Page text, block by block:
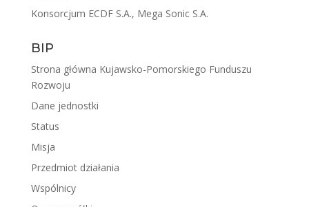
Konsorcjum ECDF S.A., Mega Sonic S.A.
BIP
Strona główna Kujawsko-Pomorskiego Funduszu
Rozwoju
Dane jednostki
Status
Misja
Przedmiot działania
Wspólnicy